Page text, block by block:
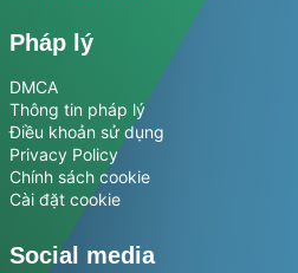
Pháp lý
DMCA
Thông tin pháp lý
Điều khoản sử dụng
Privacy Policy
Chính sách cookie
Cài đặt cookie
Social media